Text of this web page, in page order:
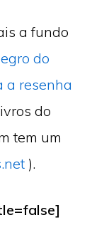
a fundo
do
a resenha
do
tem um
).